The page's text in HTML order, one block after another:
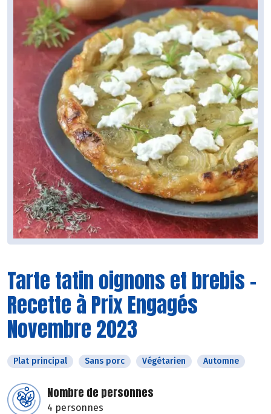
Tarte tatin oignons et brebis -
Recette à Prix Engagés
Novembre 2023
Plat principal Sans porc Végétarien Automne
Nombre de personnes
4 personnes